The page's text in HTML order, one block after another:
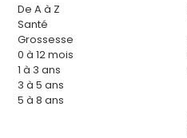
De A à Z
Santé
Grossesse
0 à 12 mois
1 à 3 ans
3 à 5 ans
5 à 8 ans